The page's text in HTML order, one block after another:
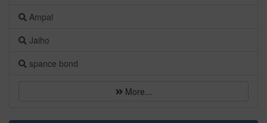
Ampal
Jaiho
spance bond
More...